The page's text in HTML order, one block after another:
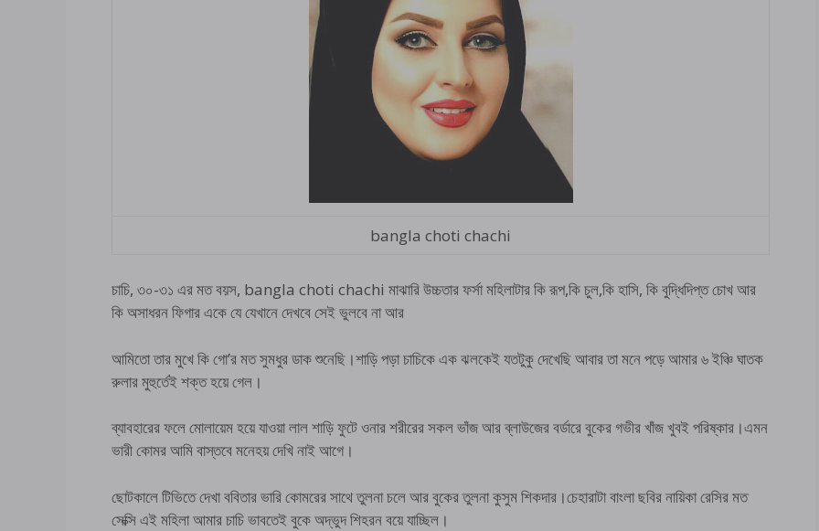
bangla choti chachi
চাচি, ৩০-৩১ এর মত বয়স, bangla choti chachi মাঝারি উচ্চতার ফর্সা মহিলাটার কি রূপ,কি চুল,কি হাসি, কি বুদ্ধিদিপ্ত চোখ আর
কি অসাধরন ফিগার একে যে যেখানে দেখবে সেই ভুলবে না আর
আমিতো তার মুখে কি গো’র মত সুমধুর ডাক শুনেছি।শাড়ি পড়া চাচিকে এক ঝলকেই যতটুকু দেখেছি আবার তা মনে পড়ে আমার ৬ ইঞ্চি ঘাতক
রুলার মুহুর্তেই শক্ত হয়ে গেল।
ব্যাবহারের ফলে মোলায়েম হয়ে যাওয়া লাল শাড়ি ফুটে ওনার শরীরের সকল ভাঁজ আর ব্লাউজের বর্ডারে বুকের গভীর খাঁজ খুবই পরিষ্কার।এমন
ভারী কোমর আমি বাস্তবে মনেহয় দেখি নাই আগে।
ছোটকালে টিভিতে দেখা ববিতার ভারি কোমরের সাথে তুলনা চলে আর বুকের তুলনা কুসুম শিকদার।চেহারাটা বাংলা ছবির নায়িকা রেসির মত
সেক্সি এই মহিলা আমার চাচি ভাবতেই বুকে অদ্ভুদ শিহরন বয়ে যাচ্ছিল।